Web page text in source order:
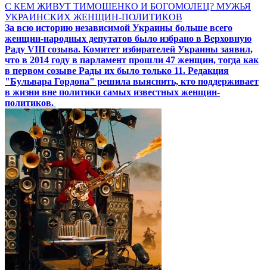
С КЕМ ЖИВУТ ТИМОШЕНКО И БОГОМОЛЕЦ? МУЖЬЯ
УКРАИНСКИХ ЖЕНЩИН-ПОЛИТИКОВ
За всю историю независимой Украины больше всего
женщин-народных депутатов было избрано в Верховную
Раду VIII созыва. Комитет избирателей Украины заявил,
что в 2014 году в парламент прошли 47 женщин, тогда как
в первом созыве Рады их было только 11. Редакция
"Бульвара Гордона" решила выяснить, кто поддерживает
в жизни вне политики самых известных женщин-
политиков.